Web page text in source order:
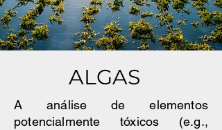
ALGAS
A análise de elementos
potencialmente tóxicos (e.g.,